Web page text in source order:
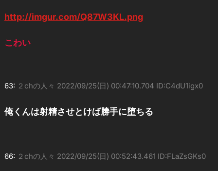
http://imgur.com/Q87W3KL.png
こわい
63: ２chの人々 2022/09/25(日) 00:47:10.704 ID:C4dU1igx0
俺くんは射精させとけば勝手に堕ちる
66: ２chの人々 2022/09/25(日) 00:52:43.461 ID:FLaZsGKs0